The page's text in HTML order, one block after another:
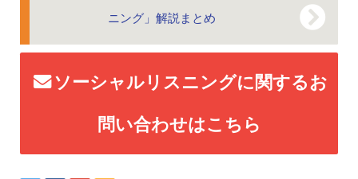
ニング」解説まとめ
ソーシャルリスニングに関するお
問い合わせはこちら